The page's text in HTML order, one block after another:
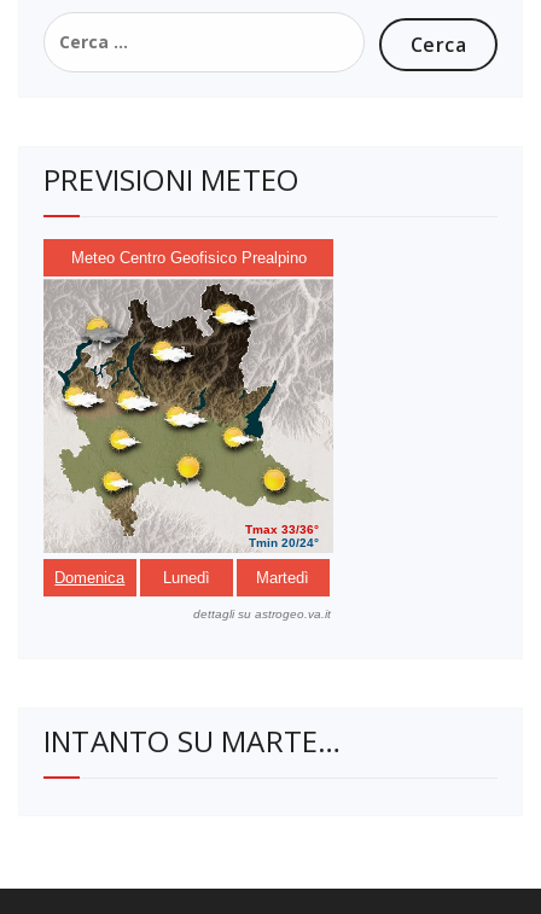
Ricerca
per:
PREVISIONI METEO
INTANTO SU MARTE…